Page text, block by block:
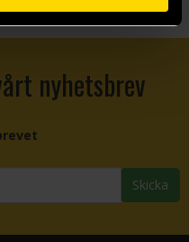
nyhetsbrev
Skicka